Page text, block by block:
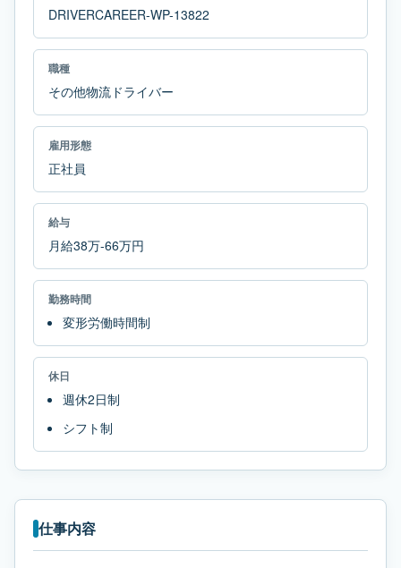
DRIVERCAREER-WP-13822
職種
その他物流ドライバー
雇用形態
正社員
給与
月給38万-66万円
勤務時間
変形労働時間制
休日
週休2日制
シフト制
仕事内容